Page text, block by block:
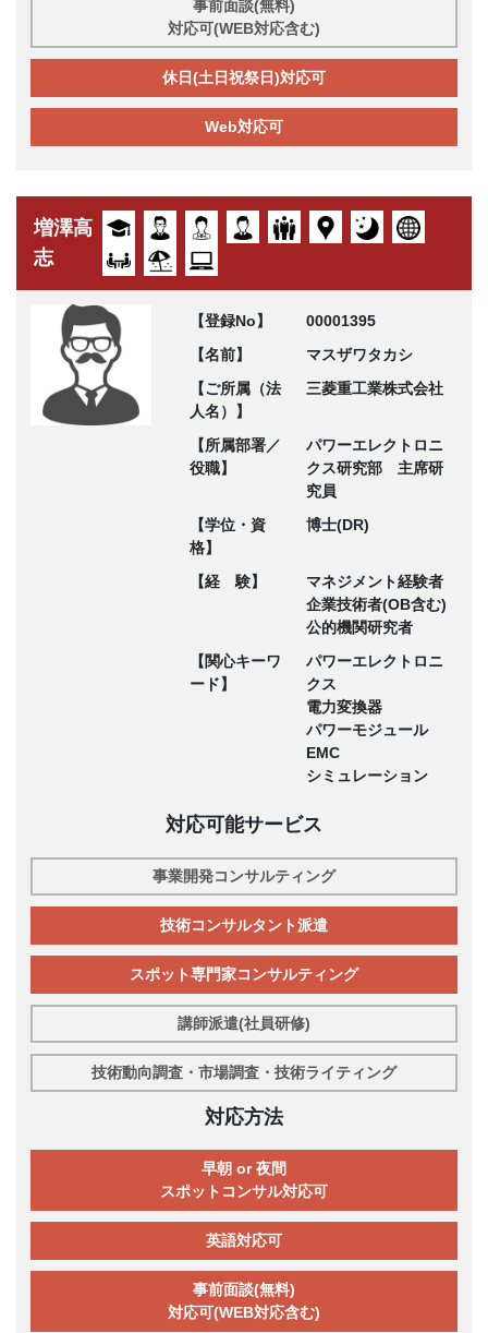
事前面談(無料)
対応可(WEB対応含む)
休日(土日祝祭日)対応可
Web対応可
増澤高
志
【登録No】
00001395
【名前】
マスザワタカシ
【ご所属（法
人名）】
三菱重工業株式会社
【所属部署／
役職】
パワーエレクトロニ
クス研究部 主席研
究員
【学位・資
格】
博士(DR)
【経 験】
マネジメント経験者
企業技術者(OB含む)
公的機関研究者
【関心キーワ
ード】
パワーエレクトロニ
クス
電力変換器
パワーモジュール
EMC
シミュレーション
対応可能サービス
事業開発コンサルティング
技術コンサルタント派遣
スポット専門家コンサルティング
講師派遣(社員研修)
技術動向調査・市場調査・技術ライティング
対応方法
早朝 or 夜間
スポットコンサル対応可
英語対応可
事前面談(無料)
対応可(WEB対応含む)